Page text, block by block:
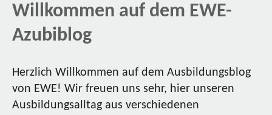
Willkommen auf dem EWE-
Azubiblog
Herzlich Willkommen auf dem Ausbildungsblog
von EWE! Wir freuen uns sehr, hier unseren
Ausbildungsalltag aus verschiedenen